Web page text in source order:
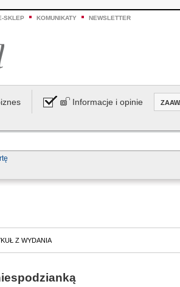
SKLEP KOMUNIKATY NEWSLETTER
Informacje i opinie
Z WYDANIA